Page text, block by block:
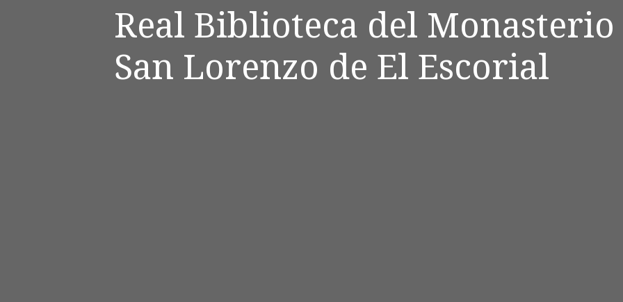
Real Biblioteca del Monasterio
San Lorenzo de El Escorial